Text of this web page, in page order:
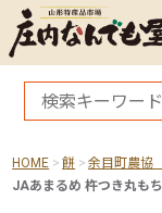
HOME 餅
余目町農協
JAあまるめ 杵つき丸も